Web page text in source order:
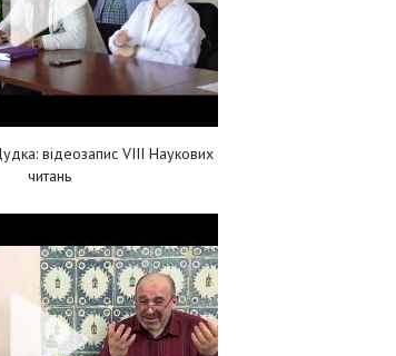
відеозапис VIII Наукових
читань